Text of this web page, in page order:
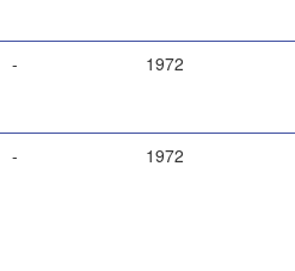
- 1972
- 1972